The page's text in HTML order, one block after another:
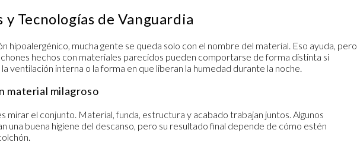
Tecnologías de Vanguardia
hipoalergénico, mucha gente se queda solo con el nombre del material. Eso ayuda, pero
hechos con materiales parecidos pueden comportarse de forma distinta si
la ventilación interna o la forma en que liberan la humedad durante la noche.
material milagroso
mirar el conjunto. Material, funda, estructura y acabado trabajan juntos. Algunos
una buena higiene del descanso, pero su resultado final depende de cómo estén